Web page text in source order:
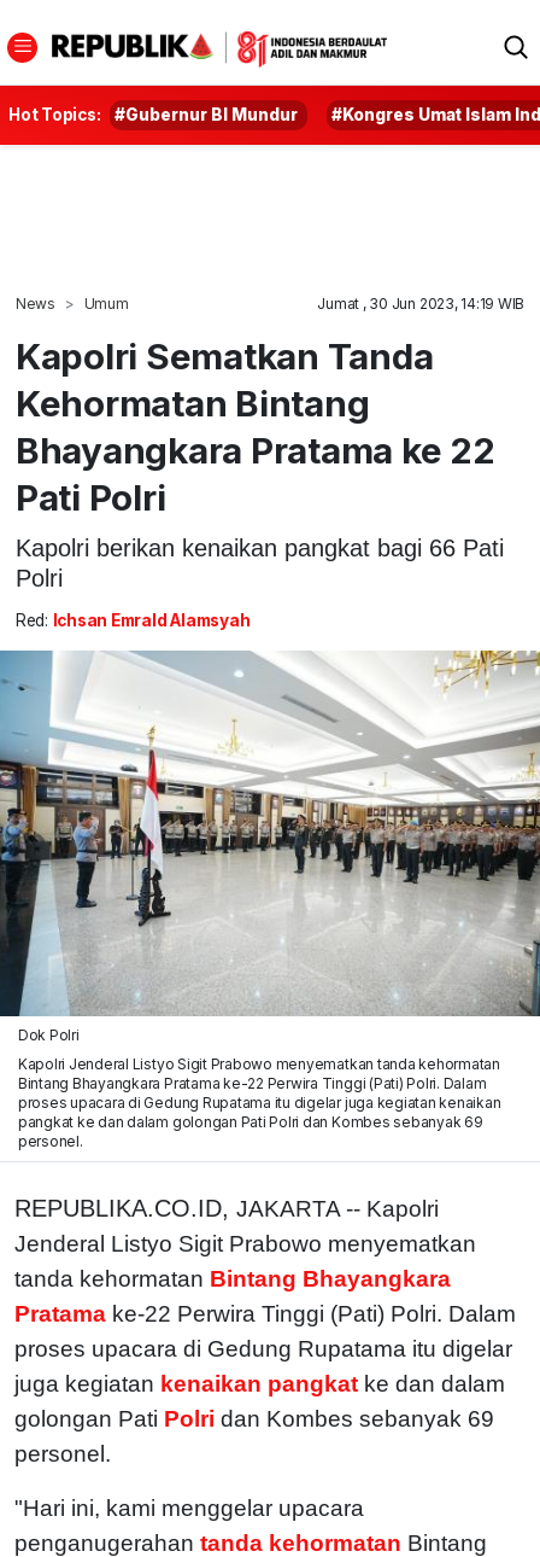
Hot Topics: #Gubernur BI Mundur #Kongres Umat Islam
News Umum Jumat , 30 Jun 2023, 14:19 WIB
Kapolri Sematkan Tanda
Kehormatan Bintang
Bhayangkara Pratama ke 22
Pati Polri
Kapolri berikan kenaikan pangkat bagi 66 Pati
Polri
Red: Ichsan Emrald Alamsyah
Dok Polri
Kapolri Jenderal Listyo Sigit Prabowo menyematkan tanda kehormatan
Bintang Bhayangkara Pratama ke-22 Perwira Tinggi (Pati) Polri. Dalam
proses upacara di Gedung Rupatama itu digelar juga kegiatan kenaikan
pangkat ke dan dalam golongan Pati Polri dan Kombes sebanyak 69
personel.
REPUBLIKA.CO.ID, JAKARTA -- Kapolri
Jenderal Listyo Sigit Prabowo menyematkan
tanda kehormatan Bintang Bhayangkara
Pratama ke-22 Perwira Tinggi (Pati) Polri. Dalam
proses upacara di Gedung Rupatama itu digelar
juga kegiatan kenaikan pangkat ke dan dalam
golongan Pati Polri dan Kombes sebanyak 69
personel.
"Hari ini, kami menggelar upacara
penganugerahan tanda kehormatan Bintang